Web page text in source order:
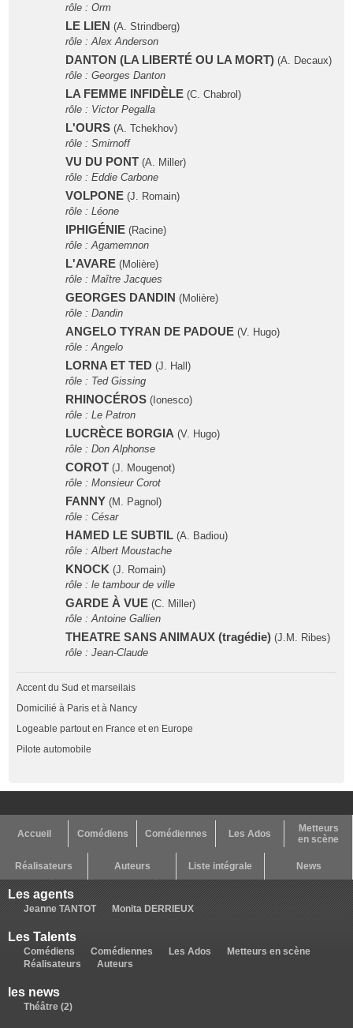
rôle : Orm
LE LIEN (A. Strindberg)
rôle : Alex Anderson
DANTON (LA LIBERTÉ OU LA MORT)(A. Decaux)
rôle : Georges Danton
LA FEMME INFIDÈLE(C. Chabrol)
rôle : Victor Pegalla
L'OURS (A. Tchekhov)
rôle : Smirnoff
VU DU PONT(A. Miller)
rôle : Eddie Carbone
VOLPONE(J. Romain)
rôle : Léone
IPHIGÉNIE (Racine)
rôle : Agamemnon
L'AVARE (Molière)
rôle : Maître Jacques
GEORGES DANDIN (Molière)
rôle : Dandin
ANGELO TYRAN DE PADOUE(V. Hugo)
rôle : Angelo
LORNA ET TED(J. Hall)
rôle : Ted Gissing
RHINOCÉROS(Ionesco)
rôle : Le Patron
LUCRÈCE BORGIA(V. Hugo)
rôle : Don Alphonse
COROT(J. Mougenot)
rôle : Monsieur Corot
FANNY (M. Pagnol)
rôle : César
HAMED LE SUBTIL(A. Badiou)
rôle : Albert Moustache
KNOCK(J. Romain)
rôle : le tambour de ville
GARDE À VUE(C. Miller)
rôle : Antoine Gallien
THEATRE SANS ANIMAUX (tragédie)(J.M. Ribes)
rôle : Jean-Claude
Accent du Sud et marseilais
Domicilié à Paris et à Nancy
Logeable partout en France et en Europe
Pilote automobile
Accueil Comédiens Comédiennes Les Ados
Metteurs
en scène
Réalisateurs Auteurs Liste intégrale News
Les agents
Jeanne TANTOT Monita DERRIEUX
Les Talents
Comédiens Comédiennes Les Ados
Metteurs en scène
Réalisateurs
Auteurs
les news
Théâtre (2)